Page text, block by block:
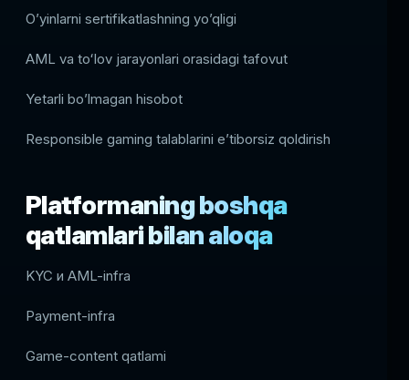
O’yinlarni sertifikatlashning yo’qligi
AML va toʻlov jarayonlari orasidagi tafovut
Yetarli bo’lmagan hisobot
Responsible gaming talablarini eʼtiborsiz qoldirish
Platformaning boshqa
qatlamlari bilan aloqa
KYC и AML-infra
Payment-infra
Game-content qatlami